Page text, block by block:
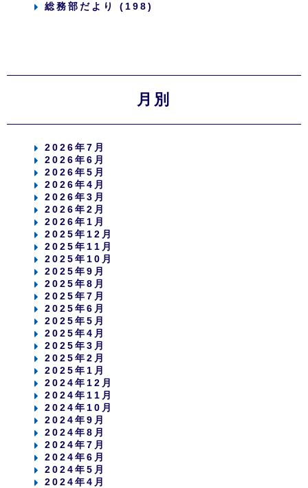
総務部だより (198)
月別
2026年7月
2026年6月
2026年5月
2026年4月
2026年3月
2026年2月
2026年1月
2025年12月
2025年11月
2025年10月
2025年9月
2025年8月
2025年7月
2025年6月
2025年5月
2025年4月
2025年3月
2025年2月
2025年1月
2024年12月
2024年11月
2024年10月
2024年9月
2024年8月
2024年7月
2024年6月
2024年5月
2024年4月